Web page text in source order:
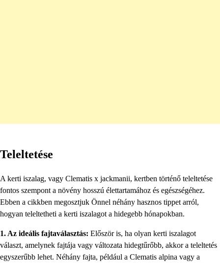
Teleltetése
A kerti iszalag, vagy Clematis x jackmanii, kertben történő teleltetése
fontos szempont a növény hosszú élettartamához és egészségéhez.
Ebben a cikkben megosztjuk Önnel néhány hasznos tippet arról,
hogyan teleltetheti a kerti iszalagot a hidegebb hónapokban.
1. Az ideális fajtaválasztás: Először is, ha olyan kerti iszalagot
választ, amelynek fajtája vagy változata hidegtűrőbb, akkor a teleltetés
egyszerűbb lehet. Néhány fajta, például a Clematis alpina vagy a